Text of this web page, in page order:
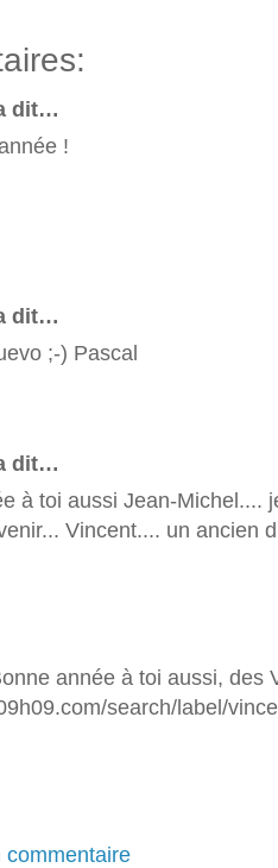
dit…
!
dit…
;-) Pascal
dit…
à toi aussi Jean-Michel....
Vincent.... un ancien
année à toi aussi, des
search/label/
commentaire